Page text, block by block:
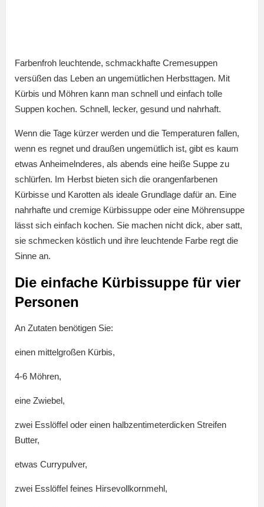
Farbenfroh leuchtende, schmackhafte Cremesuppen
versüßen das Leben an ungemütlichen Herbsttagen. Mit
Kürbis und Möhren kann man schnell und einfach tolle
Suppen kochen. Schnell, lecker, gesund und nahrhaft.
Wenn die Tage kürzer werden und die Temperaturen fallen,
wenn es regnet und draußen ungemütlich ist, gibt es kaum
etwas Anheimelnderes, als abends eine heiße Suppe zu
schlürfen. Im Herbst bieten sich die orangenfarbenen
Kürbisse und Karotten als ideale Grundlage dafür an. Eine
nahrhafte und cremige Kürbissuppe oder eine Möhrensuppe
lässt sich einfach kochen. Sie machen nicht dick, aber satt,
sie schmecken köstlich und ihre leuchtende Farbe regt die
Sinne an.
Die einfache Kürbissuppe für vier
Personen
An Zutaten benötigen Sie:
einen mittelgroßen Kürbis,
4-6 Möhren,
eine Zwiebel,
zwei Esslöffel oder einen halbzentimeterdicken Streifen
Butter,
etwas Currypulver,
zwei Esslöffel feines Hirsevollkornmehl,